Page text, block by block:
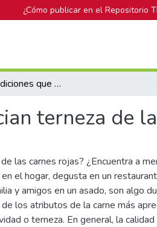
¿Cómo publicar en el Repositorio
Investigan condiciones que propician terneza de la carne
terneza de
las carnes rojas? ¿Encuentra a
el hogar, degusta en un
y amigos en un asado, son algo
los atributos de la carne más
o terneza. En general, la